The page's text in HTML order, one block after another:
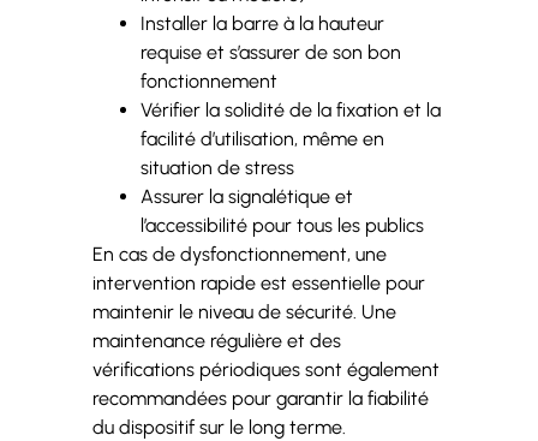
Installer la barre à la hauteur
requise et s’assurer de son bon
fonctionnement
Vérifier la solidité de la fixation et la
facilité d’utilisation, même en
situation de stress
Assurer la signalétique et
l’accessibilité pour tous les publics
En cas de dysfonctionnement, une
intervention rapide est essentielle pour
maintenir le niveau de sécurité. Une
maintenance régulière et des
vérifications périodiques sont également
recommandées pour garantir la fiabilité
du dispositif sur le long terme.